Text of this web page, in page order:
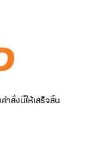
สั่งนี้ให้เสร็จสิ้น